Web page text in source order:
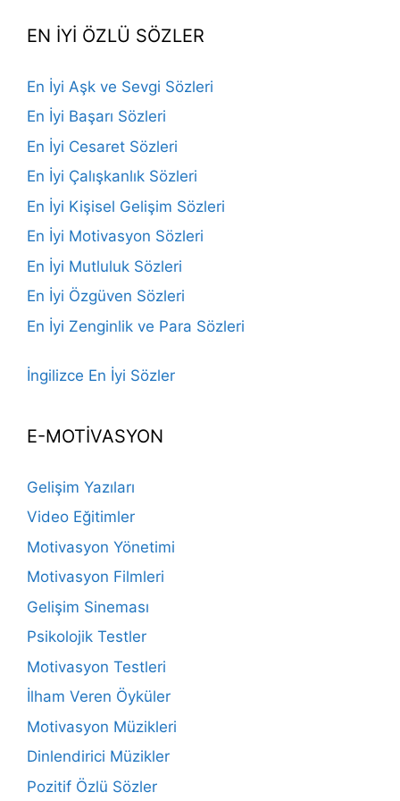
EN İYİ ÖZLÜ SÖZLER
En İyi Aşk ve Sevgi Sözleri
En İyi Başarı Sözleri
En İyi Cesaret Sözleri
En İyi Çalışkanlık Sözleri
En İyi Kişisel Gelişim Sözleri
En İyi Motivasyon Sözleri
En İyi Mutluluk Sözleri
En İyi Özgüven Sözleri
En İyi Zenginlik ve Para Sözleri
İngilizce En İyi Sözler
E-MOTİVASYON
Gelişim Yazıları
Video Eğitimler
Motivasyon Yönetimi
Motivasyon Filmleri
Gelişim Sineması
Psikolojik Testler
Motivasyon Testleri
İlham Veren Öyküler
Motivasyon Müzikleri
Dinlendirici Müzikler
Pozitif Özlü Sözler